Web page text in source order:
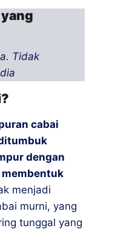
Tidak
cabai
dengan
menjadi
murni, yang
tunggal yang